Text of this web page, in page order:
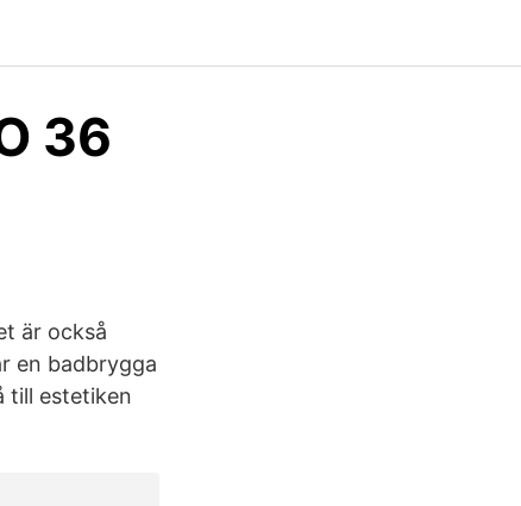
36
är också
en badbrygga
till estetiken